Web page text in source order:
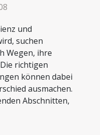
und
suchen
Wegen, ihre
richtigen
können dabei
ausmachen.
Abschnitten,